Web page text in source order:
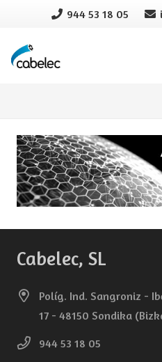
944 53 18 05
Cabelec, SL
Políg. Ind. Sangroniz -
17 - 48150 Sondika
944 53 18 05